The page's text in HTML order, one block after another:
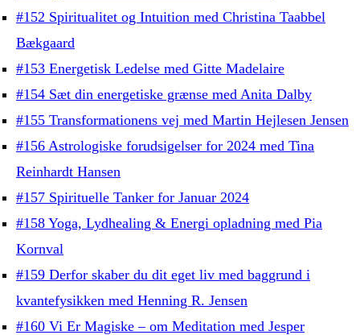
#152 Spiritualitet og Intuition med Christina Taabbel
Bækgaard
#153 Energetisk Ledelse med Gitte Madelaire
#154 Sæt din energetiske grænse med Anita Dalby
#155 Transformationens vej med Martin Hejlesen Jensen
#156 Astrologiske forudsigelser for 2024 med Tina
Reinhardt Hansen
#157 Spirituelle Tanker for Januar 2024
#158 Yoga, Lydhealing & Energi opladning med Pia
Kornval
#159 Derfor skaber du dit eget liv med baggrund i
kvantefysikken med Henning R. Jensen
#160 Vi Er Magiske – om Meditation med Jesper